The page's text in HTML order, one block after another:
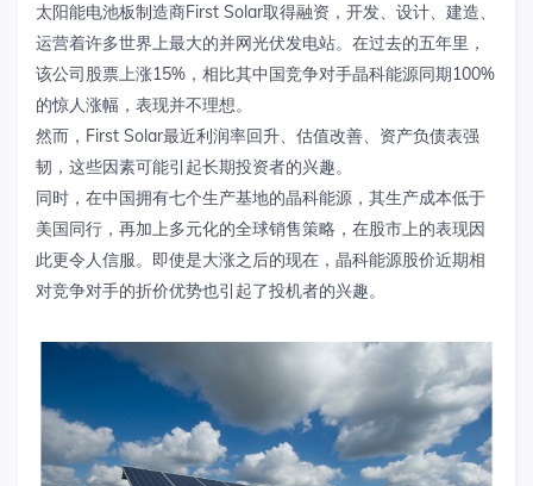
太阳能电池板制造商First Solar取得融资，开发、设计、建造、
运营着许多世界上最大的并网光伏发电站。在过去的五年里，
该公司股票上涨15%，相比其中国竞争对手晶科能源同期100%
的惊人涨幅，表现并不理想。
然而，First Solar最近利润率回升、估值改善、资产负债表强
韧，这些因素可能引起长期投资者的兴趣。
同时，在中国拥有七个生产基地的晶科能源，其生产成本低于
美国同行，再加上多元化的全球销售策略，在股市上的表现因
此更令人信服。即使是大涨之后的现在，晶科能源股价近期相
对竞争对手的折价优势也引起了投机者的兴趣。